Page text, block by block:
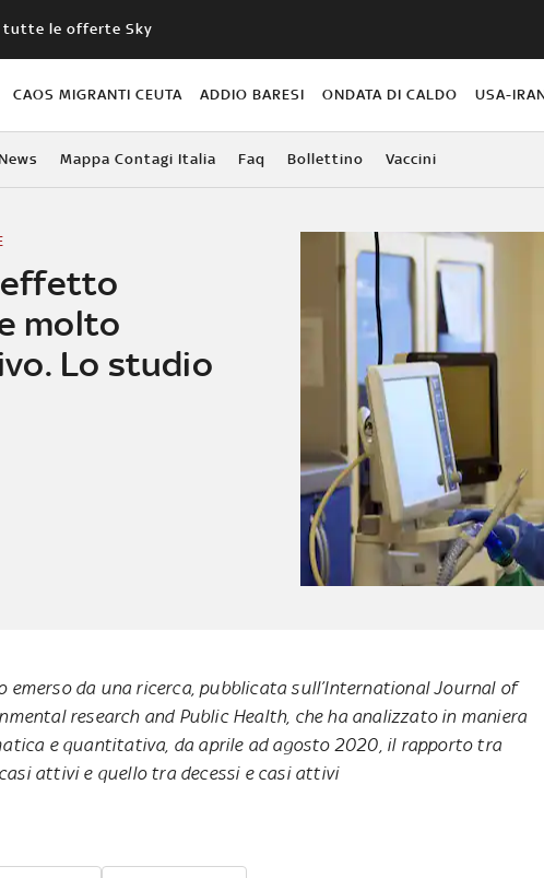
tutte le offerte Sky
CAOS MIGRANTI CEUTA ADDIO BARESI ONDATA DI CALDO USA-
News Mappa Contagi Italia Faq Bollettino Vaccini
effetto
molto
Lo studio
emerso da una ricerca, pubblicata sull’International Journal of
research and Public Health, che ha analizzato in maniera
e quantitativa, da aprile ad agosto 2020, il rapporto tra
attivi e quello tra decessi e casi attivi